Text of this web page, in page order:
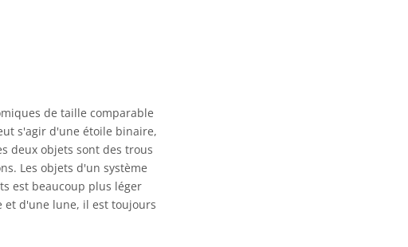
de taille comparable
s'agir d'une étoile binaire,
deux objets sont des trous
Les objets d'un système
est beaucoup plus léger
et d'une lune, il est toujours